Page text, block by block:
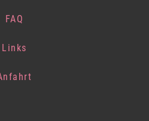
FAQ
Links